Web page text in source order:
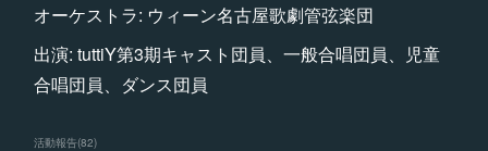
オーケストラ: ウィーン名古屋歌劇管弦楽団
出演: tuttiY第3期キャスト団員、一般合唱団員、児童
合唱団員、ダンス団員
活動報告(82)